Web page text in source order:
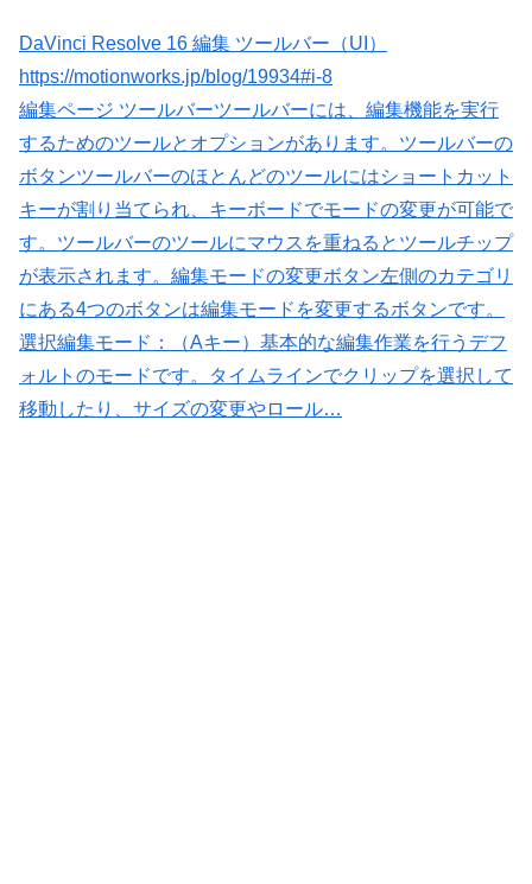
DaVinci Resolve 16 編集 ツールバー（UI）
https://motionworks.jp/blog/19934#i-8
編集ページ ツールバーツールバーには、編集機能を実行
するためのツールとオプションがあります。ツールバーの
ボタンツールバーのほとんどのツールにはショートカット
キーが割り当てられ、キーボードでモードの変更が可能で
す。ツールバーのツールにマウスを重ねるとツールチップ
が表示されます。編集モードの変更ボタン左側のカテゴリ
にある4つのボタンは編集モードを変更するボタンです。
選択編集モード：（Aキー）基本的な編集作業を行うデフ
ォルトのモードです。タイムラインでクリップを選択して
移動したり、サイズの変更やロール…